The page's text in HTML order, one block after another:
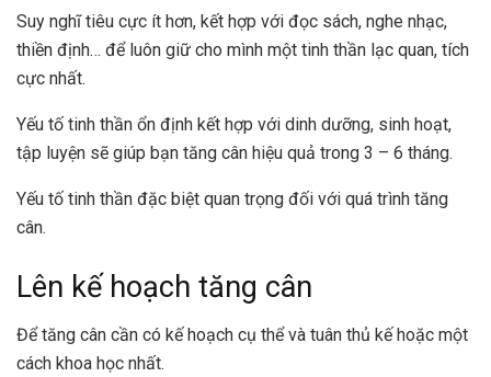
Suy nghĩ tiêu cực ít hơn, kết hợp với đọc sách, nghe nhạc,
thiền định… để luôn giữ cho mình một tinh thần lạc quan, tích
cực nhất.
Yếu tố tinh thần ổn định kết hợp với dinh dưỡng, sinh hoạt,
tập luyện sẽ giúp bạn tăng cân hiệu quả trong 3 – 6 tháng.
Yếu tố tinh thần đặc biệt quan trọng đối với quá trình tăng
cân.
Lên kế hoạch tăng cân
Để tăng cân cần có kế hoạch cụ thể và tuân thủ kế hoặc một
cách khoa học nhất.